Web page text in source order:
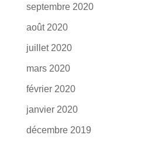
septembre 2020
août 2020
juillet 2020
mars 2020
février 2020
janvier 2020
décembre 2019